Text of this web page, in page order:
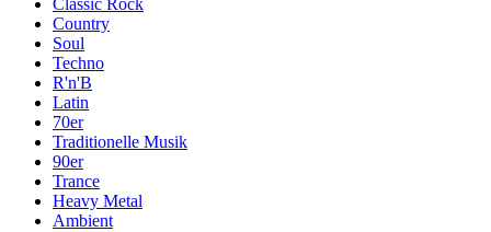
Classic Rock
Country
Soul
Techno
R'n'B
Latin
70er
Traditionelle Musik
90er
Trance
Heavy Metal
Ambient